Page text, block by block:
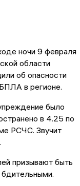
ночи 9 февраля
области
об опасности
в регионе.
было
в 4.25 по
РСЧС. Звучит
призывают быть